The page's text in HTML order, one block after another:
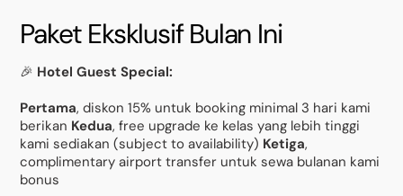
Paket Eksklusif Bulan Ini
🎉 Hotel Guest Special:
Pertama, diskon 15% untuk booking minimal 3 hari kami
berikan Kedua, free upgrade ke kelas yang lebih tinggi
kami sediakan (subject to availability) Ketiga,
complimentary airport transfer untuk sewa bulanan kami
bonus